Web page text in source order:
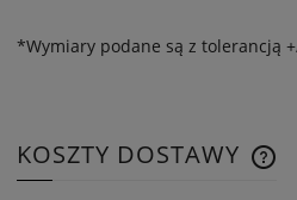
*Wymiary podane są z tolerancją
KOSZTY DOSTAWY